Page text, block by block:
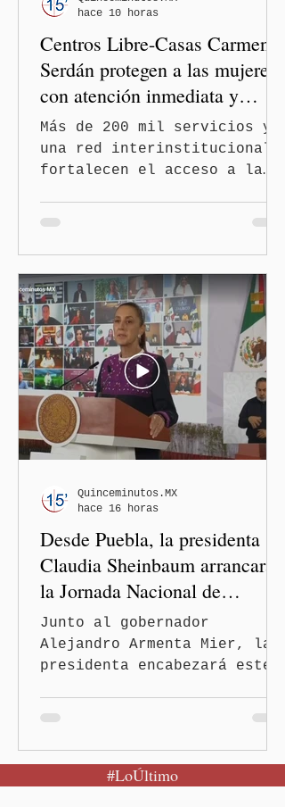
el Congreso de Puebla.
Centros Libre-Casas Carmen
Serdán protegen a las mujeres
con atención inmediata y
disminuyen feminicidios
Más de 200 mil servicios y
una red interinstitucional
fortalecen el acceso a la
feminicidio en Puebla
disminuyó en un 60 por
ciento, durante el primer
semestre de 2026, gracias
al modelo de los Centros
LIBRE (Libertad, Igualdad,
Bienestar, Redes,
Emancipación)–Casas Carmen
Serdán, que descentraliza
la justicia. En rueda de
Alejandro Armenta Mier
resaltó este logro
interinstituci
hace 10 horas
Desde Puebla, la presidenta
Claudia Sheinbaum arrancará
la Jornada Nacional de
Reforestación
Junto al gobernador
Alejandro Armenta Mier, la
presidenta encabezará este
de México.-Puebla será el
punto de partida de la
Quinceminutos.MX
hace 16 horas
#LoÚltimo